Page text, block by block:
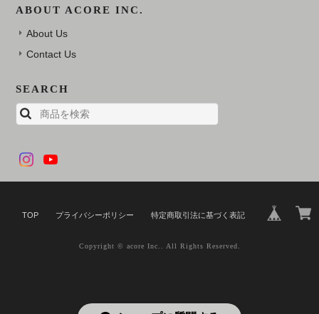
ABOUT ACORE INC.
About Us
Contact Us
SEARCH
TOP プライバシーポリシー 特定商取引法に基づく表記
Copyright © acore Inc.. All Rights Reserved.